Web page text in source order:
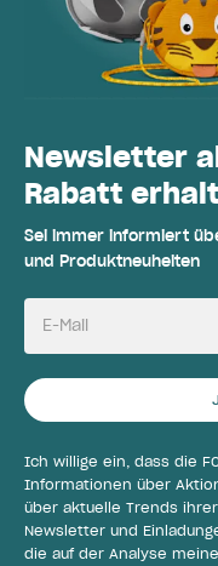
Newsletter
Rabatt
Sei immer informiert
und Produktneuheiten
E-Mail
Ich willige ein, dass die
Informationen über
über aktuelle Trends
Newsletter und
die auf der Analyse